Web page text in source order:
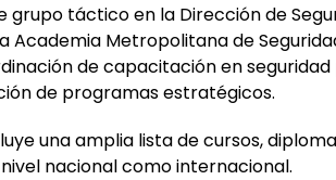
táctico en la Dirección de
Academia Metropolitana de
de capacitación en
de programas estratégicos.
una amplia lista de cursos,
nacional como internacional.